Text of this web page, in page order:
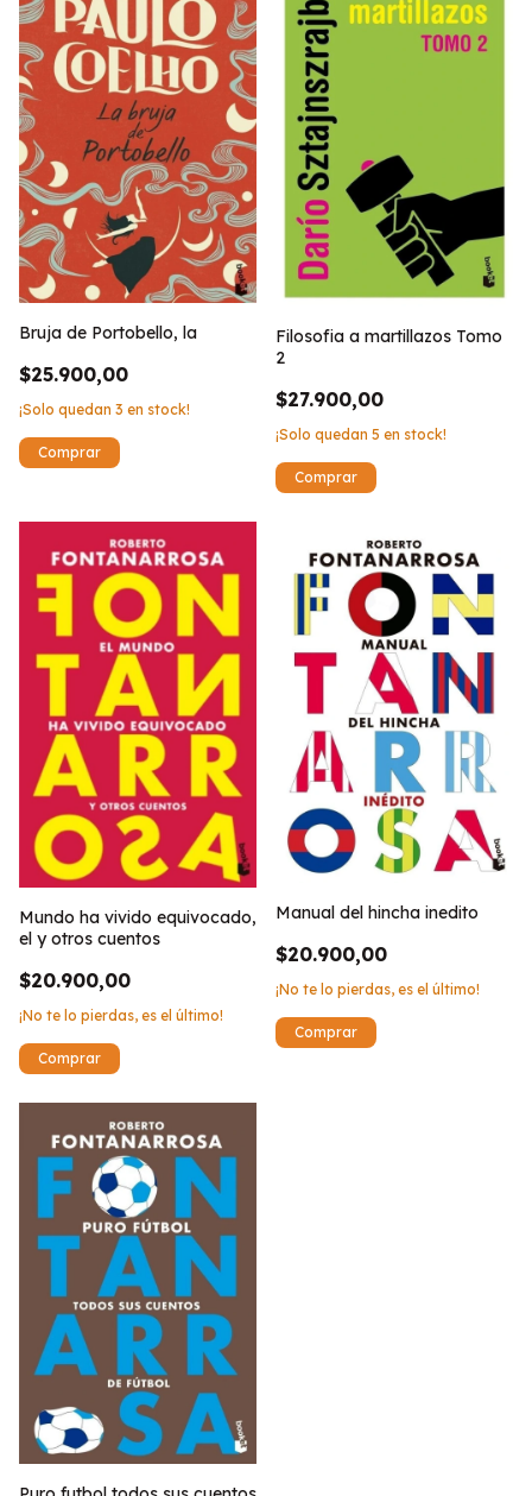
Bruja de Portobello, la
$25.900,00
¡Solo quedan 3 en stock!
Filosofia a martillazos Tomo
2
$27.900,00
¡Solo quedan 5 en stock!
Mundo ha vivido equivocado,
el y otros cuentos
$20.900,00
¡No te lo pierdas, es el último!
Manual del hincha inedito
$20.900,00
¡No te lo pierdas, es el último!